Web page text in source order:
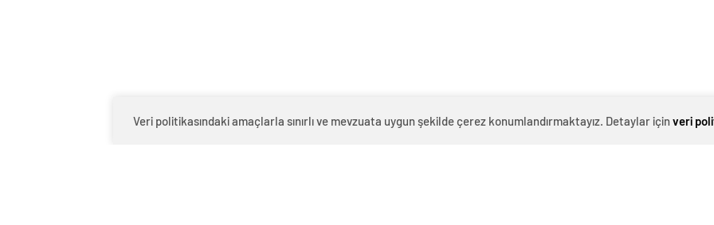
övgüVeri politikasındaki amaçlarla sınırlı ve mevzuata uygun şekilde çerez konumlandırmaktayız. Detaylar için veri